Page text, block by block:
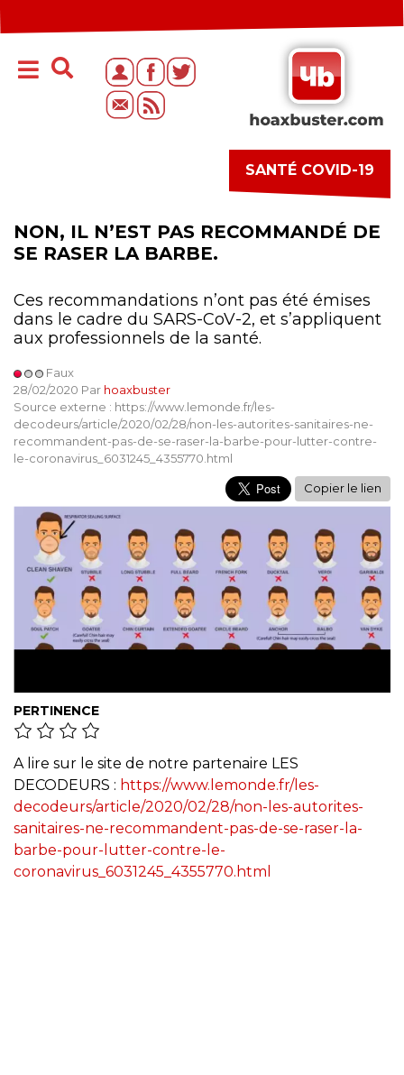
SANTÉ COVID-19
NON, IL N’EST PAS RECOMMANDÉ DE
SE RASER LA BARBE.
Ces recommandations n’ont pas été émises
dans le cadre du SARS-CoV-2, et s’appliquent
aux professionnels de la santé.
Faux
28/02/2020 Par hoaxbuster
Source externe : https://www.lemonde.fr/les-
decodeurs/article/2020/02/28/non-les-autorites-sanitaires-ne-
recommandent-pas-de-se-raser-la-barbe-pour-lutter-contre-
le-coronavirus_6031245_4355770.html
Copier le lien
PERTINENCE
A lire sur le site de notre partenaire LES
DECODEURS : https://www.lemonde.fr/les-
decodeurs/article/2020/02/28/non-les-autorites-
sanitaires-ne-recommandent-pas-de-se-raser-la-
barbe-pour-lutter-contre-le-
coronavirus_6031245_4355770.html